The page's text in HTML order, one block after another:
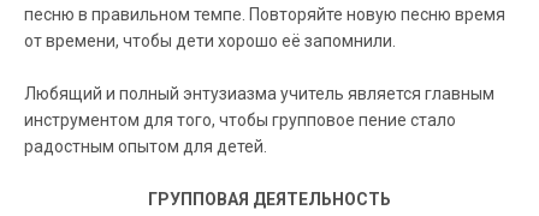
песню в правильном темпе. Повторяйте новую песню время
от времени, чтобы дети хорошо её запомнили.
Любящий и полный энтузиазма учитель является главным
инструментом для того, чтобы групповое пение стало
радостным опытом для детей.
ГРУППОВАЯ ДЕЯТЕЛЬНОСТЬ